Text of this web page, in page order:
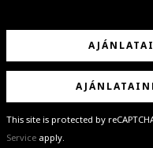
This site is protected by
Service apply.